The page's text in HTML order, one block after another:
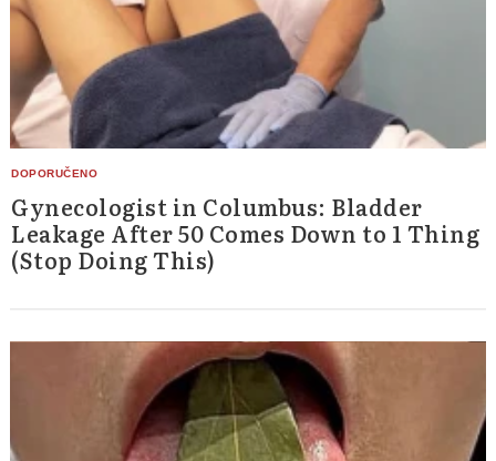
Gynecologist in Columbus: Bladder
Leakage After 50 Comes Down to 1 Thing
(Stop Doing This)